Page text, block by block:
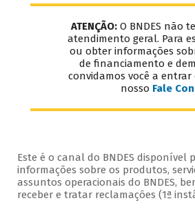
ATENÇÃO: O BNDES não
atendimento geral. Para
ou obter informações
de financiamento e
convidamos você a
nosso Fale
Este é o canal do BNDES disponível
informações sobre os produtos,
assuntos operacionais do BNDES,
receber e tratar reclamações (1ª